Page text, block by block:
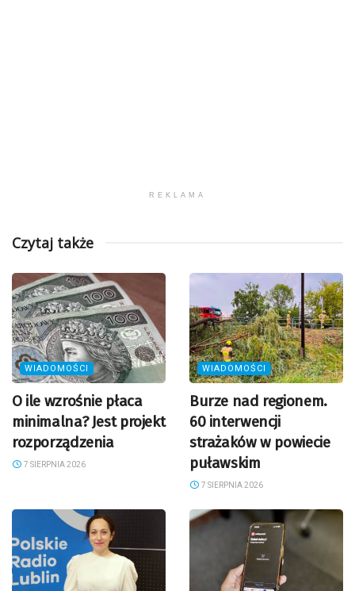
REKLAMA
Czytaj także
WIADOMOŚCI
O ile wzrośnie płaca
minimalna? Jest projekt
rozporządzenia
7 SIERPNIA 2026
WIADOMOŚCI
Burze nad regionem.
60 interwencji
strażaków w powiecie
puławskim
7 SIERPNIA 2026